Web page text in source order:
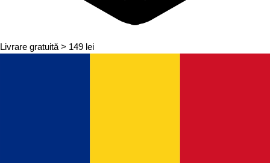
Livrare gratuită > 149 lei